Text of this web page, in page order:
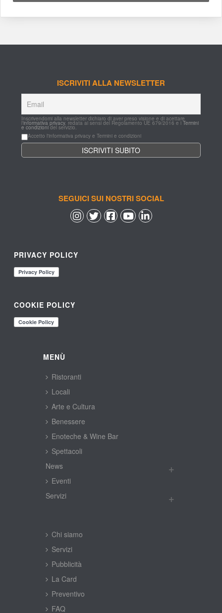
ISCRIVITI ALLA NEWSLETTER
Inscrivendomi alla newsletter dichiaro di aver preso visione e di acettare
l'informativa privacy, redata ai sensi del Regolamento UE 679/2016 e i Termini
e condizioni del servizio.
Accetto l'informativa privacy e Termini e condizioni
SEGUICI SUI NOSTRI SOCIAL
PRIVACY POLICY
COOKIE POLICY
MENÙ
Ristoranti
Locali
Arte e Cultura
Benessere
Enoteche & Wine Bar
Spettacoli
New
Eventi
Servizi
Chi siamo
Servizi
Pubblicità
La Card
Preventivo
FAQ